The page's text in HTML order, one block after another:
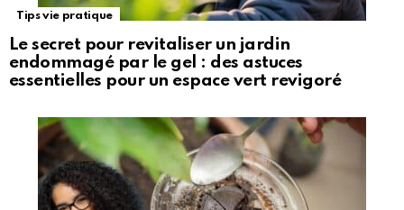
Tips vie pratique
Le secret pour revitaliser un jardin
endommagé par le gel : des astuces
essentielles pour un espace vert revigoré